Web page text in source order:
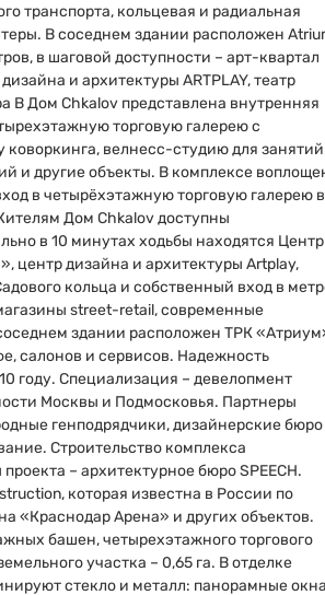
транспорта, кольцевая и радиальная
В соседнем здании расположен
в шаговой доступности – арт-квартал
и архитектуры ARTPLAY, театр
В Дом Chkalov представлена внутренняя
торговую галерею с
велнесс-студию для занятий
и другие объекты. В комплексе
в четырёхэтажную торговую галерею в
Дом Chkalov доступны
в 10 минутах ходьбы находятся Центр
центр дизайна и архитектуры Artplay,
кольца и собственный вход в
street-retail, современные
здании расположен ТРК
салонов и сервисов. Надежность
году. Специализация – девелопмент
Москвы и Подмосковья. Партнеры
генподрядчики, дизайнерские бюро
Строительство комплекса
– архитектурное бюро SPEECH.
которая известна в России по
«Краснодар Арена» и других объектов.
башен, четырехэтажного торгового
участка – 0,65 га. В отделке
стекло и металл: панорамные